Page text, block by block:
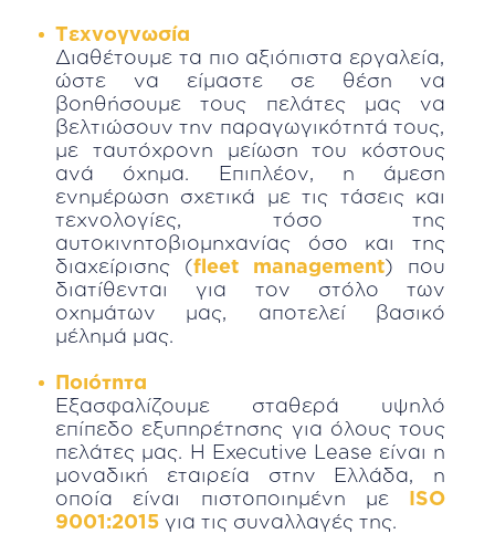
Τεχνογνωσία
Διαθέτουμε τα πιο αξιόπιστα εργαλεία,
ώστε να είμαστε σε θέση να
βοηθήσουμε τους πελάτες μας να
βελτιώσουν την παραγωγικότητά τους,
με ταυτόχρονη μείωση του κόστους
ανά όχημα. Επιπλέον, η άμεση
ενημέρωση σχετικά με τις τάσεις και
τεχνολογίες, τόσο της
αυτοκινητοβιομηχανίας όσο και της
διαχείρισης (fleet management) που
διατίθενται για τον στόλο των
οχημάτων μας, αποτελεί βασικό
μέλημά μας.
Ποιότητα
Εξασφαλίζουμε σταθερά υψηλό
επίπεδο εξυπηρέτησης για όλους τους
πελάτες μας. Η Executive Lease είναι η
μοναδική εταιρεία στην Ελλάδα, η
οποία είναι πιστοποιημένη μεISO
9001:2015 για τις συναλλαγές της.